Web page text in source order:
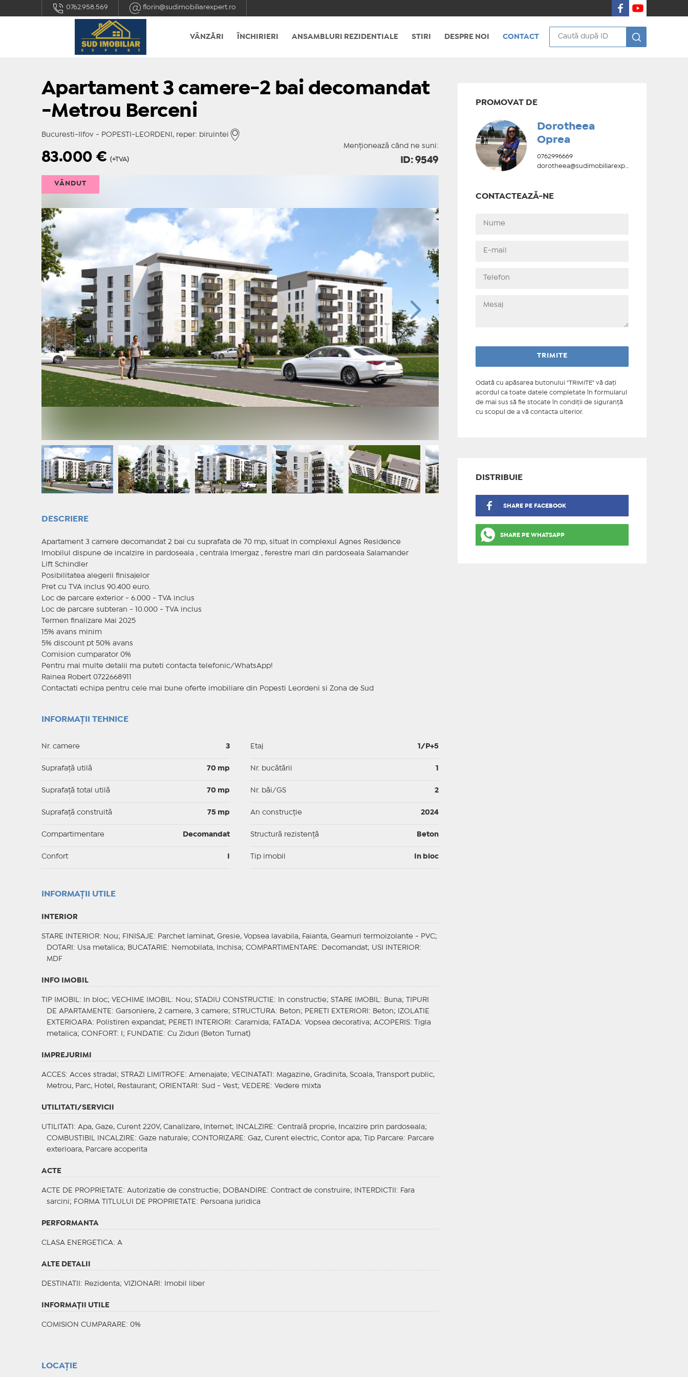
0762.958.569 florin@sudimobiliarexpert.ro
VÂNZĂRI ÎNCHIRIERI ANSAMBLURI REZIDENTIALE STIRI DESPRE NOI CONTACT
Apartament 3 camere-2 bai decomandat
-Metrou Berceni
Bucuresti-Ilfov - POPESTI-LEORDENI, reper: biruintei
Menționează când ne suni:
83.000€ (+TVA) ID: 9549
VÂNDUT
DESCRIERE
Apartament 3 camere decomandat 2 bai cu suprafata de 70 mp, situat in complexul Agnes Residence
Imobilul dispune de incalzire in pardoseala , centrala Imergaz , ferestre mari din pardoseala Salamander
Lift Schindler
Posibilitatea alegerii finisajelor
Pret cu TVA inclus 90.400 euro.
Loc de parcare exterior - 6.000 - TVA inclus
Loc de parcare subteran - 10.000 - TVA inclus
Termen finalizare Mai 2025
15% avans minim
5% discount pt 50% avans
Comision cumparator 0%
Pentru mai multe detalii ma puteti contacta telefonic/WhatsApp!
Rainea Robert 0722668911
Contactati echipa pentru cele mai bune oferte imobiliare din Popesti Leordeni si Zona de Sud
INFORMAȚII TEHNICE
Nr. camere 3
Suprafaţă utilă 70 mp
Suprafaţă total utilă 70 mp
Suprafaţă construită 75 mp
Compartimentare Decomandat
Confort
Etaj 1/P+5
Nr. bucătării
Nr. băi/GS 2
An construcție 2024
Structură rezistență Beton
Tip imobil In bloc
INFORMAŢII UTILE
INTERIOR
STARE INTERIOR: Nou; FINISAJE : Parchet laminat, Gresie, Vopsea lavabila, Faianta, Geamuri termoizolante - PVC;
DOTARI : Usa metalica; BUCATARIE : Nemobilata, Inchisa; COMPARTIMENTARE : Decomandat; USI INTERIOR:
MDF
INFO IMOBIL
TIP IMOBIL : In bloc; VECHIME IMOBIL : Nou; STADIU CONSTRUCTIE : In constructie; STARE IMOBIL : Buna;
TIPURI
DE APARTAMENTE : Garsoniere, 2 camere, 3 camere; STRUCTURA: Beton; PERETI EXTERIORI : Beton;
IZOLATIE
EXTERIOARA: Polistiren expandat; PERETI INTERIORI : Caramida; FATADA: Vopsea decorativa; ACOPERIS: Tigla
metalica; CONFORT : I; FUNDATIE : Cu Ziduri (Beton Turnat)
IMPREJURIMI
ACCES: Acces stradal; STRAZI LIMITROFE : Amenajate; VECINATATI
: Magazine, Gradinita, Scoala, Transport public,
Metrou, Parc, Hotel, Restaurant; ORIENTARI : Sud - Vest; VEDERE : Vedere mixta
UTILITATI/SERVICII
UTILITATI : Apa, Gaze, Curent 220V, Canalizare, Internet; INCALZIRE : Centrală proprie, Incalzire prin pardoseala;
COMBUSTIBIL INCALZIRE : Gaze naturale; CONTORIZARE : Gaz, Curent electric, Contor apa; Tip Parcare: Parcare
exterioara, Parcare acoperita
ACTE
ACTE DE PROPRIETATE : Autorizatie de constructie; DOBANDIRE : Contract de construire; INTERDICTII
: Fara
sarcini; FORMA TITLULUI DE PROPRIETATE : Persoana juridica
PERFORMANTA
CLASA ENERGETICA: A
ALTE DETALII
DESTINATII : Rezidenta; VIZIONARI : Imobil liber
INFORMAŢII UTILE
COMISION CUMPARARE: 0%
LOCAȚIE
PROMOVAT DE
Dorotheea
Oprea
0762996669
dorotheea@sudimobiliarexpert.ro
CONTACTEAZĂ-NE
Odată cu apăsarea butonului "TRIMITE" vă daţi
acordul ca toate datele completate în formularul
de mai sus să fie stocate în condiţii de siguranţă
cu scopul de a vă contacta ulterior.
DISTRIBUIE
SHARE PE FACEBOOK
SHARE PE WHATSAPP